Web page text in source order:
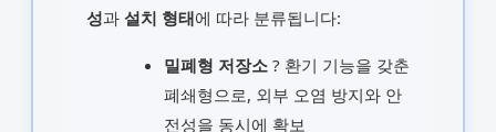
성과 설치 형태에 따라 분류됩니다:
밀폐형 저장소? 환기 기능을 갖춘
폐쇄형으로, 외부 오염 방지와 안
전성을 동시에 확보